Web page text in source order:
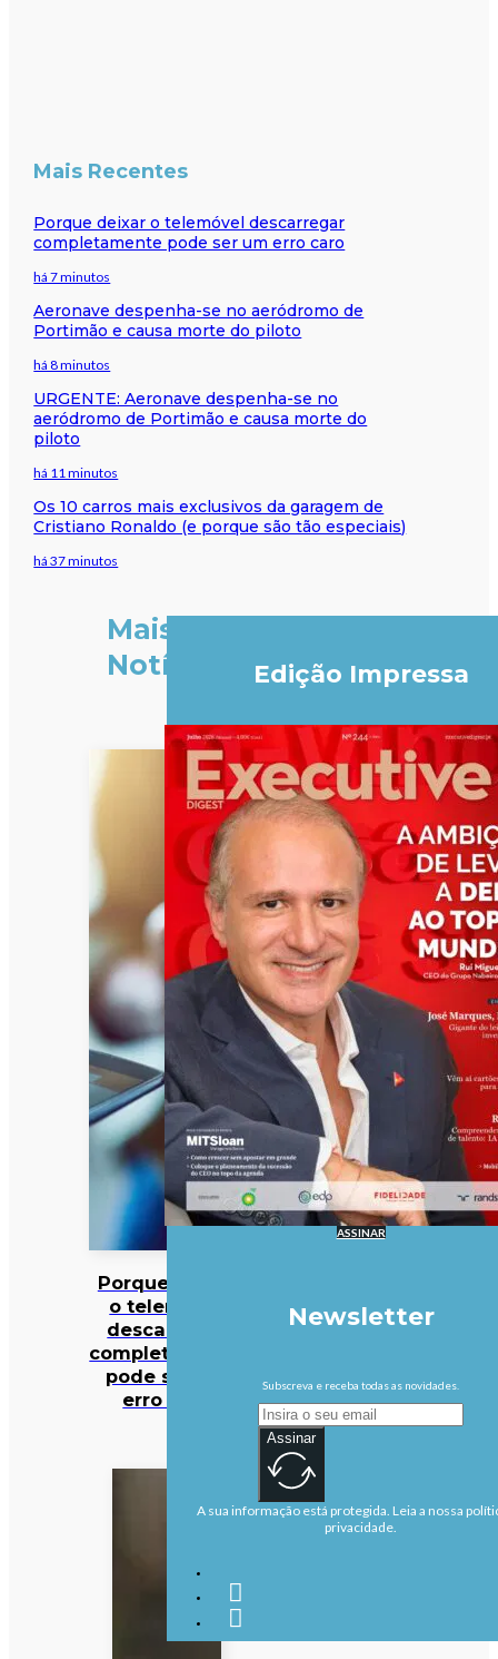
Mais Recentes
Porque deixar o telemóvel descarregar
completamente pode ser um erro caro
há 7 minutos
Aeronave despenha-se no aeródromo de
Portimão e causa morte do piloto
há 8 minutos
URGENTE: Aeronave despenha-se no
aeródromo de Portimão e causa morte do
piloto
há 11 minutos
Os 10 carros mais exclusivos da garagem de
Cristiano Ronaldo (e porque são tão especiais)
há 37 minutos
Mais
Notícias
Porque deixar
o telemóvel
descarregar
completamente
pode ser um
erro caro
Edição Impressa
ASSINAR
Newsletter
Subscreva e receba todas as novidades.
Assinar
A sua informação está protegida. Leia a nossa
privacidade.